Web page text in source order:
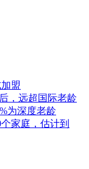
盟
，远超国际老龄
为深度老龄
家庭，估计到